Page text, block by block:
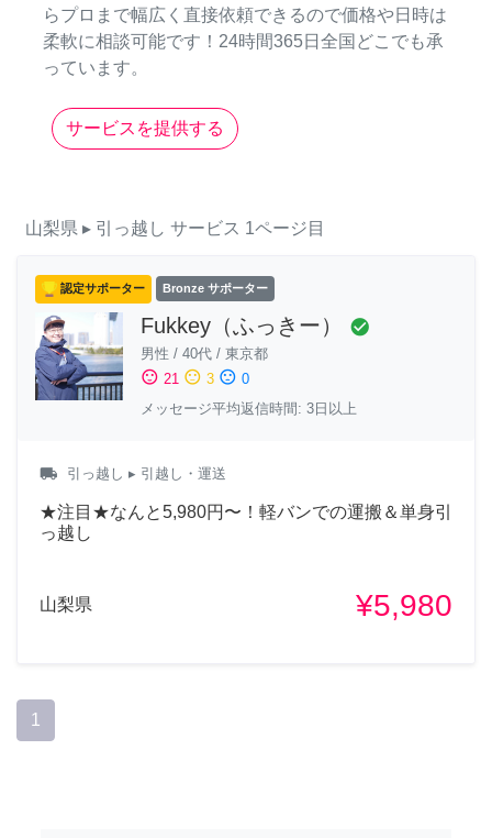
らプロまで幅広く直接依頼できるので価格や日時は
柔軟に相談可能です！24時間365日全国どこでも承
っています。
サービスを提供する
山梨県 ▸ 引っ越し サービス 1ページ目
認定サポーター Bronze サポーター
Fukkey（ふっきー） check_circle
男性 / 40代 / 東京都
sentiment_satisfied 21 sentiment_neutral 3 sentiment_dissatisfied 0
メッセージ平均返信時間: 3日以上
local_shipping 引っ越し ▸ 引越し・運送
★注目★なんと5,980円〜！軽バンでの運搬＆単身引
っ越し
山梨県 ¥5,980
1